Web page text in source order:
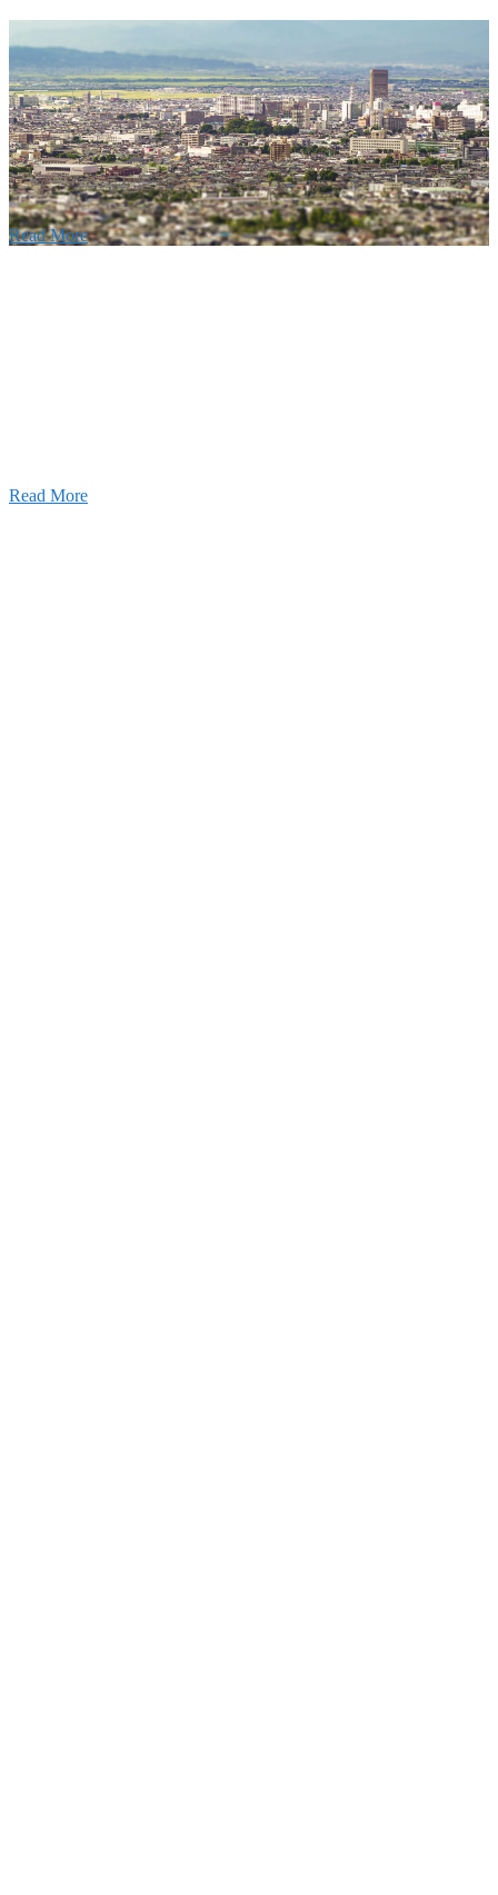
の歴史ある実績・建設技術と、旧カネフジハウス
利くフットワークが結びついた新しい建設会社で
Read More
Read More